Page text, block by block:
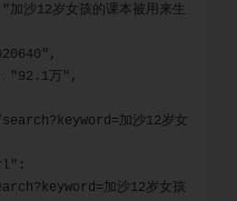
"920640",
"92.1万",
加沙12岁女
加沙12岁女孩